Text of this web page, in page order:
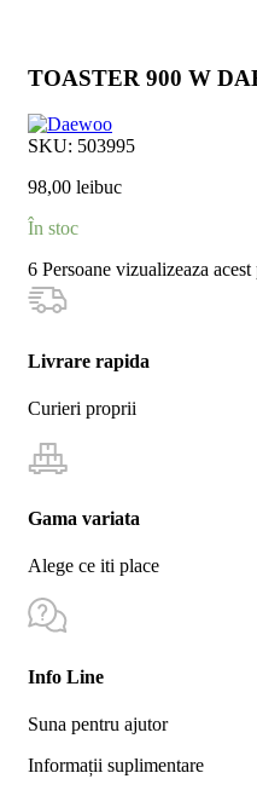
TOASTER 900 W
SKU: 503995
98,00 leibuc
În stoc
6 Persoane vizualizeaza acest
Livrare rapida
Curieri proprii
Gama variata
Alege ce iti place
Info Line
Suna pentru ajutor
Informații suplimentare